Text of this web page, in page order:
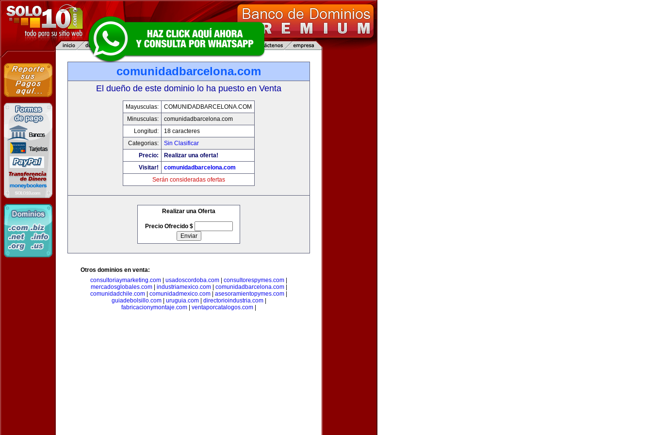
comunidadbarcelona.com
El dueño de este dominio lo ha puesto en Venta
Mayusculas:
COMUNIDADBARCELONA.COM
Minusculas:
comunidadbarcelona.com
Longitud:
18 caracteres
Categorias:
Sin Clasificar
Precio:
Realizar una oferta!
Visitar!
comunidadbarcelona.com
Serán consideradas ofertas
Realizar una Oferta
Precio Ofrecido $
Otros dominios en venta:
consultoriaymarketing.com
usadoscordoba.com consultorespymes.com
mercadosglobales.com| industriamexico.com| comunidadbarcelona.com|
comunidadchile.com
comunidadmexico.com asesoramientopymes.com
guiadebolsillo.com| uruguia.com| directorioindustria.com|
fabricacionymontaje.com
ventaporcatalogos.com